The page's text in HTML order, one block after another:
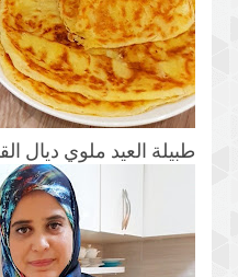
طبيلة العيد ملوي ديال